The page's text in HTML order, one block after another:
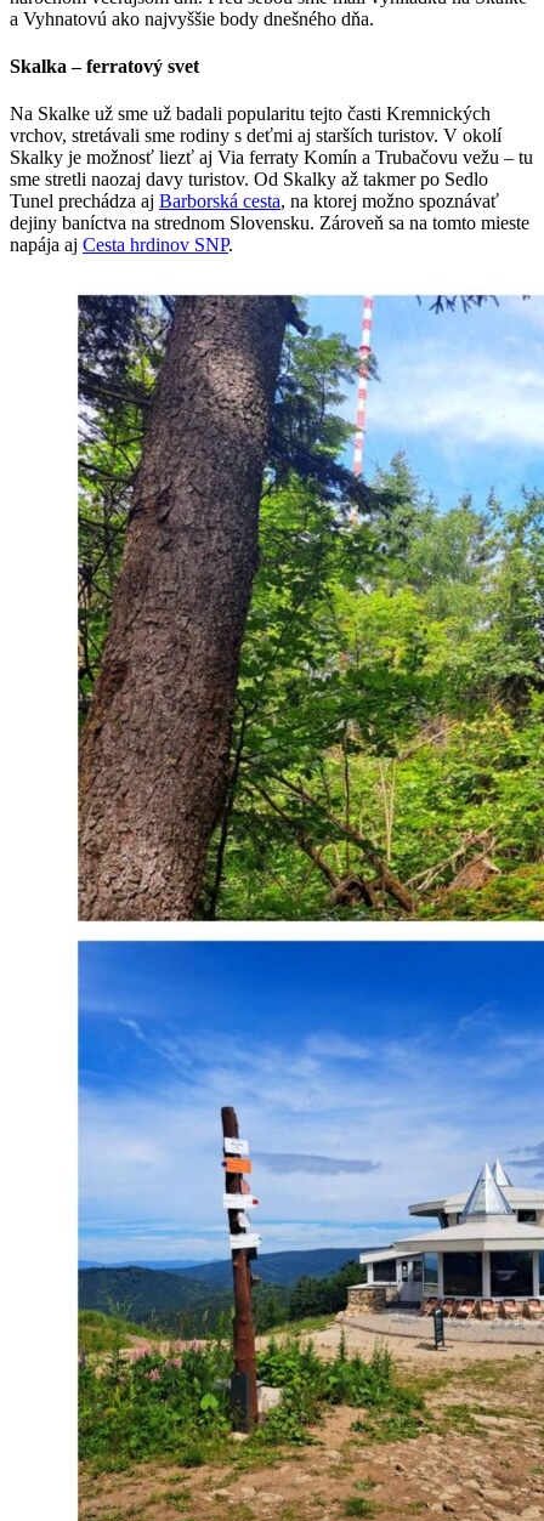
a Vyhnatovú ako najvyššie body dnešného dňa.
Skalka – ferratový svet
Na Skalke už sme už badali popularitu tejto časti Kremnických
vrchov, stretávali sme rodiny s deťmi aj starších turistov. V okolí
Skalky je možnosť liezť aj Via ferraty Komín a Trubačovu vežu – tu
sme stretli naozaj davy turistov. Od Skalky až takmer po Sedlo
Tunel prechádza aj Barborská cesta, na ktorej možno spoznávať
dejiny baníctva na strednom Slovensku. Zároveň sa na tomto mieste
napája aj Cesta hrdinov SNP.